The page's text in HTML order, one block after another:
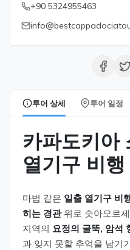
투어 상세 투어 일정
카파도키아
열기구 비
마법 같은 일출 열기구 비
히는 경관위로 솟아오르
지역의 요정의 굴뚝, 암석
과 잊지 못할 추억을 남기
+90 5324955463